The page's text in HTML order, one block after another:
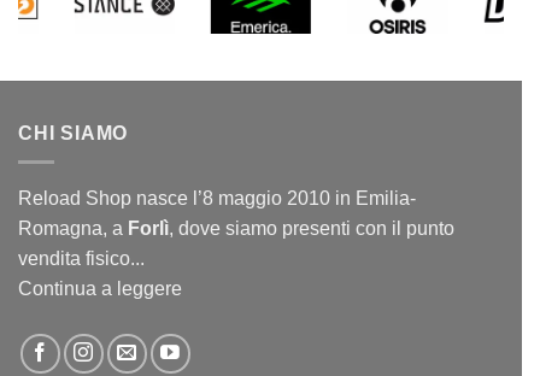
CHI SIAMO
Reload Shop nasce l’8 maggio 2010 in Emilia-
Romagna, a Forlì, dove siamo presenti con il punto
vendita fisico...
Continua a leggere